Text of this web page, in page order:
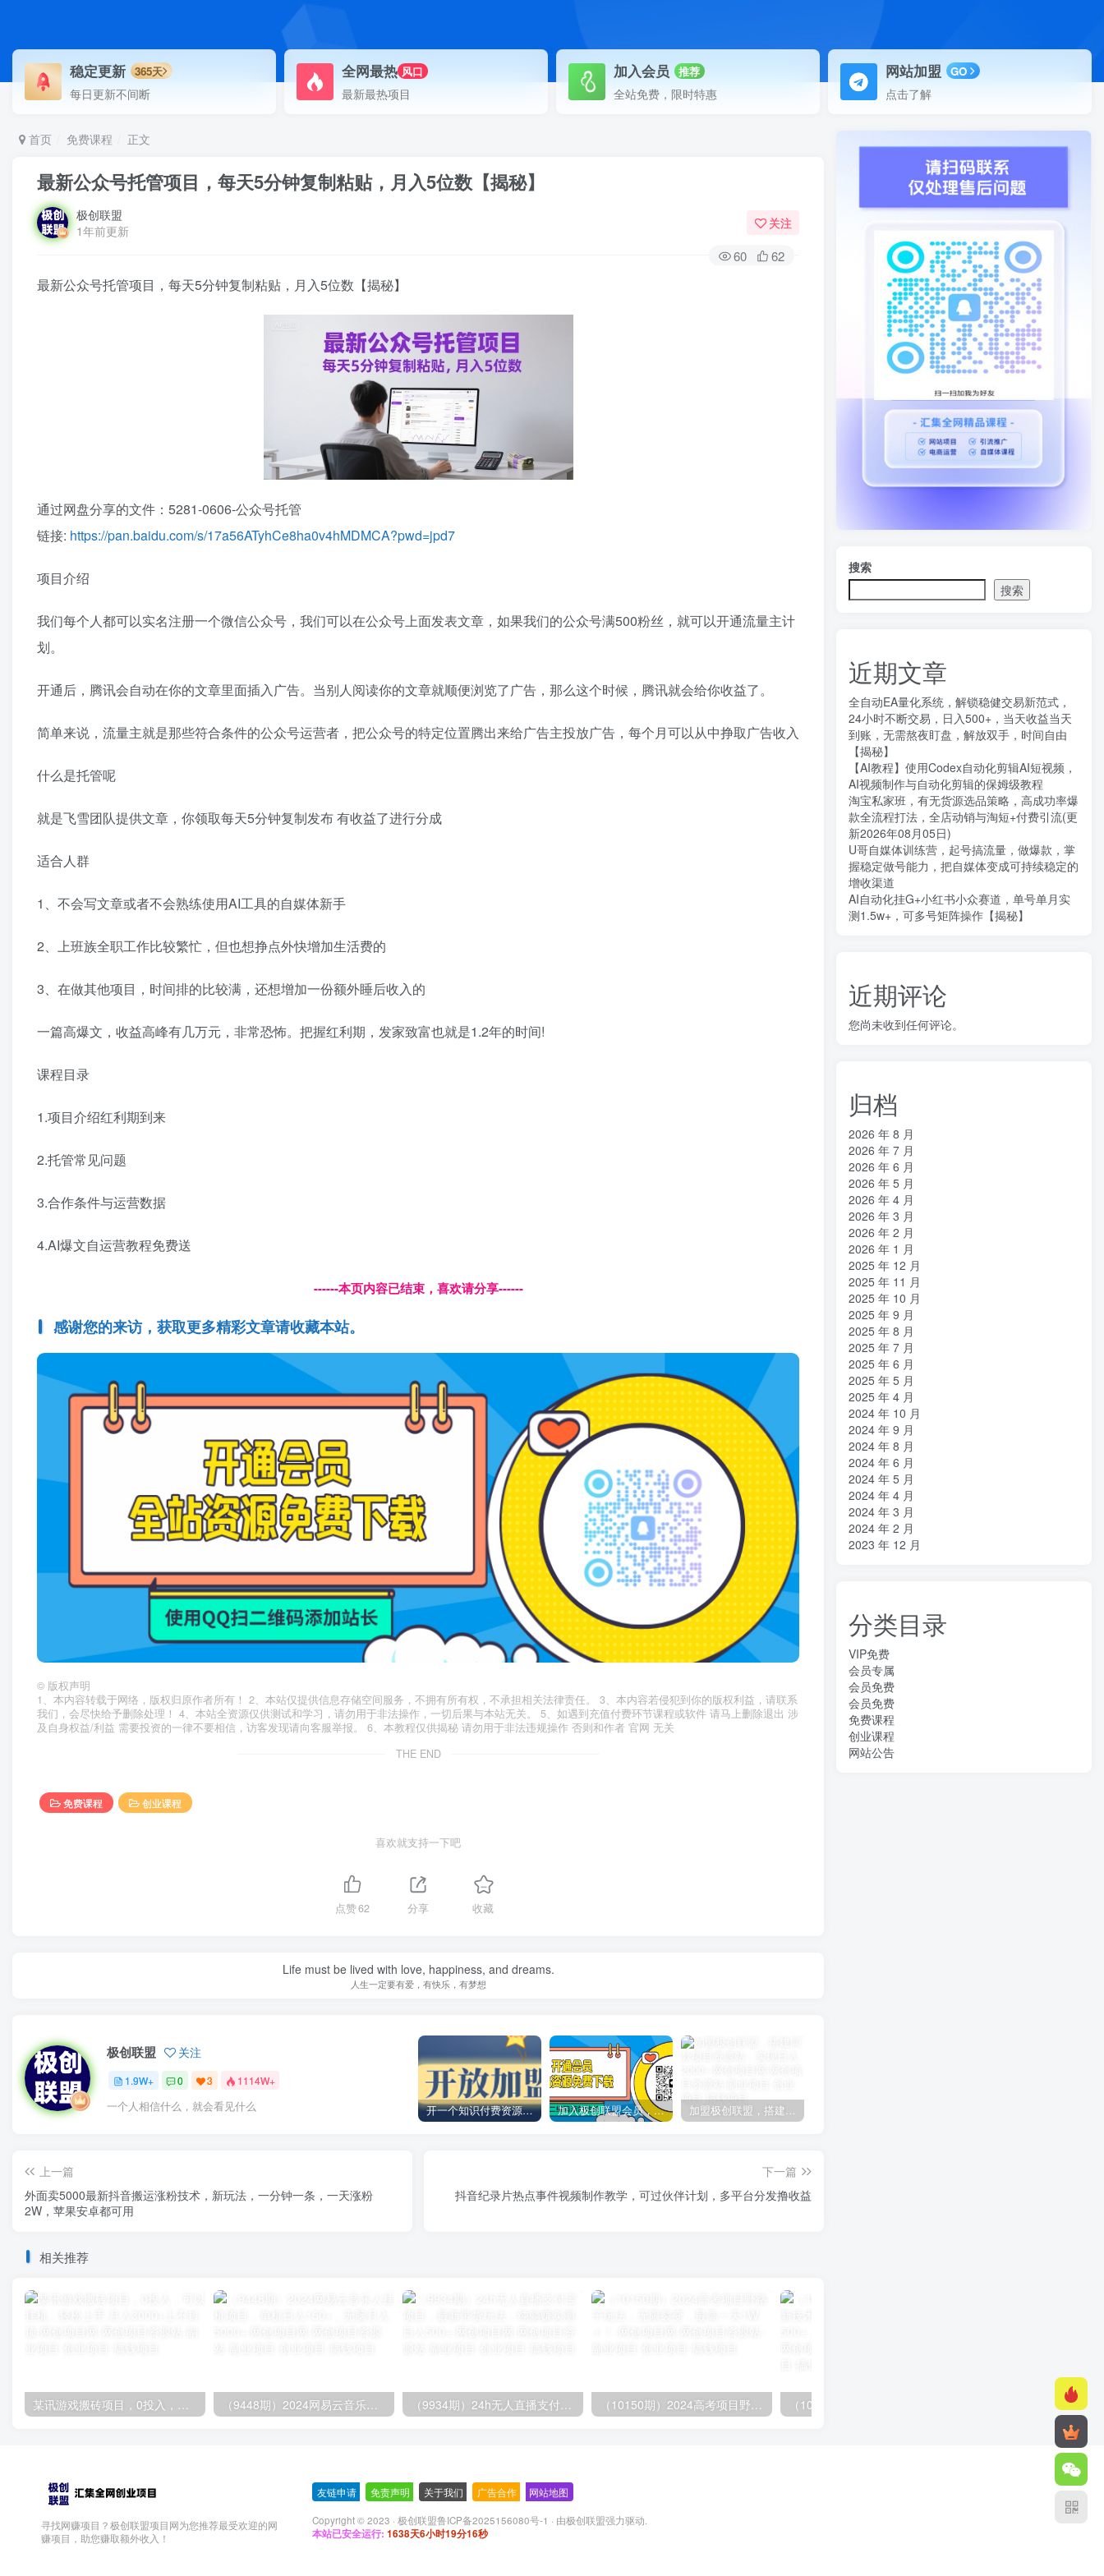
稳定更新 365天
每日更新不间断
全网最热 风口
最新最热项目
加入会员 推荐
全站免费，限时特惠
网站加盟 GO
点击了解
首页 免费课程 正文
最新公众号托管项目，每天5分钟复制粘贴，月入5位数【揭秘】
极创联盟
1年前更新
关注
60 62
最新公众号托管项目，每天5分钟复制粘贴，月入5位数【揭秘】
通过网盘分享的文件：5281-0606-公众号托管
链接: https://pan.baidu.com/s/17a56ATyhCe8ha0v4hMDMCA?pwd=jpd7
项目介绍
我们每个人都可以实名注册一个微信公众号，我们可以在公众号上面发表文章，如果我们的公众号满500粉丝，就可以开通流量主计
划。
开通后，腾讯会自动在你的文章里面插入广告。当别人阅读你的文章就顺便浏览了广告，那么这个时候，腾讯就会给你收益了。
简单来说，流量主就是那些符合条件的公众号运营者，把公众号的特定位置腾出来给广告主投放广告，每个月可以从中挣取广告收入
什么是托管呢
就是飞雪团队提供文章，你领取每天5分钟复制发布 有收益了进行分成
适合人群
1、不会写文章或者不会熟练使用AI工具的自媒体新手
2、上班族全职工作比较繁忙，但也想挣点外快增加生活费的
3、在做其他项目，时间排的比较满，还想增加一份额外睡后收入的
一篇高爆文，收益高峰有几万元，非常恐怖。把握红利期，发家致富也就是1.2年的时间!
课程目录
1.项目介绍红利期到来
2.托管常见问题
3.合作条件与运营数据
4.AI爆文自运营教程免费送
------本页内容已结束，喜欢请分享------
感谢您的来访，获取更多精彩文章请收藏本站。
© 版权声明
1、本内容转载于网络，版权归原作者所有！ 2、本站仅提供信息存储空间服务，不拥有所有权，不承担相关法律责任。 3、本内容若侵犯到你的版权利益，请联系
我们，会尽快给予删除处理！ 4、本站全资源仅供测试和学习，请勿用于非法操作，一切后果与本站无关。 5、如遇到充值付费环节课程或软件 请马上删除退出 涉
及自身权益/利益 需要投资的一律不要相信，访客发现请向客服举报。 6、本教程仅供揭秘 请勿用于非法违规操作 否则和作者 官网 无关
THE END
免费课程 创业课程
喜欢就支持一下吧
点赞62 分享 收藏
Life must be lived with love, happiness, and dreams.
人生一定要有爱，有快乐，有梦想
极创联盟 关注
1.9W+ 0 3 1114W+
一个人相信什么，就会看见什么 开一个知识付费资源网站，小白也能日入1000+ 加入极创联盟会员，全站资源免费学习。
上一篇
外面卖5000最新抖音搬运涨粉技术，新玩法，一分钟一条，一天涨粉
2W，苹果安卓都可用
下一篇
抖音纪录片热点事件视频制作教学，可过伙伴计划，多平台分发撸收益
相关推荐
搜索
搜索
近期文章
全自动EA量化系统，解锁稳健交易新范式，
24小时不断交易，日入500+，当天收益当天
到账，无需熬夜盯盘，解放双手，时间自由
【揭秘】
【AI教程】使用Codex自动化剪辑AI短视频，
AI视频制作与自动化剪辑的保姆级教程
淘宝私家班，有无货源选品策略，高成功率爆
款全流程打法，全店动销与淘短+付费引流(更
新2026年08月05日)
U哥自媒体训练营，起号搞流量，做爆款，掌
握稳定做号能力，把自媒体变成可持续稳定的
增收渠道
AI自动化挂G+小红书小众赛道，单号单月实
测1.5w+，可多号矩阵操作【揭秘】
近期评论
您尚未收到任何评论。
归档
2026 年 8 月
2026 年 7 月
2026 年 6 月
2026 年 5 月
2026 年 4 月
2026 年 3 月
2026 年 2 月
2026 年 1 月
2025 年 12 月
2025 年 11 月
2025 年 10 月
2025 年 9 月
2025 年 8 月
2025 年 7 月
2025 年 6 月
2025 年 5 月
2025 年 4 月
2024 年 10 月
2024 年 9 月
2024 年 8 月
2024 年 6 月
2024 年 5 月
2024 年 4 月
2024 年 3 月
2024 年 2 月
2023 年 12 月
分类目录
VIP免费
会员专属
会员免费
会员免费
免费课程
创业课程
网站公告
寻找网赚项目？极创联盟项目网为您推荐最受欢迎的网
赚项目，助您赚取额外收入！
友链申请 免责声明 关于我们 广告合作 网站地图
Copyright © 2023 · 极创联盟鲁ICP备2025156080号-1 · 由极创联盟强力驱动.
本站已安全运行: 1638天6小时19分17秒